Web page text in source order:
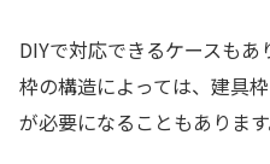
DIYで対応できるケースも
枠の構造によっては、建具
が必要になることもあります